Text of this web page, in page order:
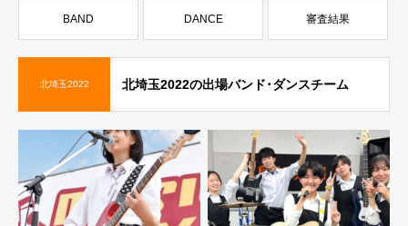
BAND DANCE 審査結果
北埼玉2022 北埼玉2022の出場バンド･ダンスチーム